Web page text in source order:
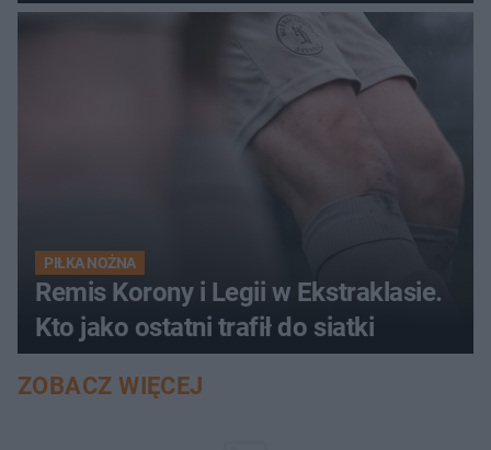
PIŁKA NOŻNA
Remis Korony i Legii w Ekstraklasie.
Kto jako ostatni trafił do siatki
ZOBACZ WIĘCEJ